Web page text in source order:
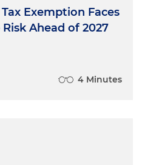
Exemption Faces
Ahead of 2027
4 Minutes